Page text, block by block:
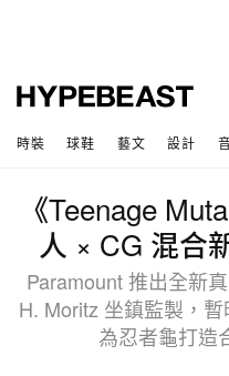
時裝 球鞋 藝文 設計
《Teenage
人 × CG 混合
Paramount 推出全新
H. Moritz 坐鎮監製，
為忍者龜打造